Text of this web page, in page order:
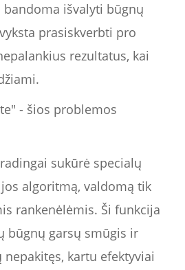
bandoma išvalyti būgnų
prasiskverbti pro
rezultatus, kai
- šios problemos
sukūrė specialų
algoritmą, valdomą tik
rankenėlėmis. Ši funkcija
būgnų garsų smūgis ir
kartu efektyviai